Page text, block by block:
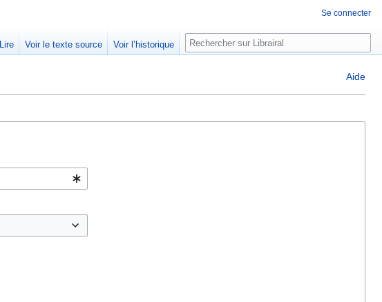
Aide
Se connecter
Lire Voir le texte source Voir l’historique Rechercher